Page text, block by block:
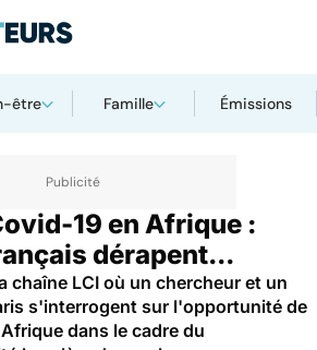
être Famille Émissions
Vaccin
19 en Afrique :
dérapent...
chaîne LCI où un chercheur et un
s'interrogent sur l'opportunité de
dans le cadre du